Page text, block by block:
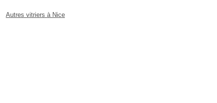
Autres vitriers à Nice